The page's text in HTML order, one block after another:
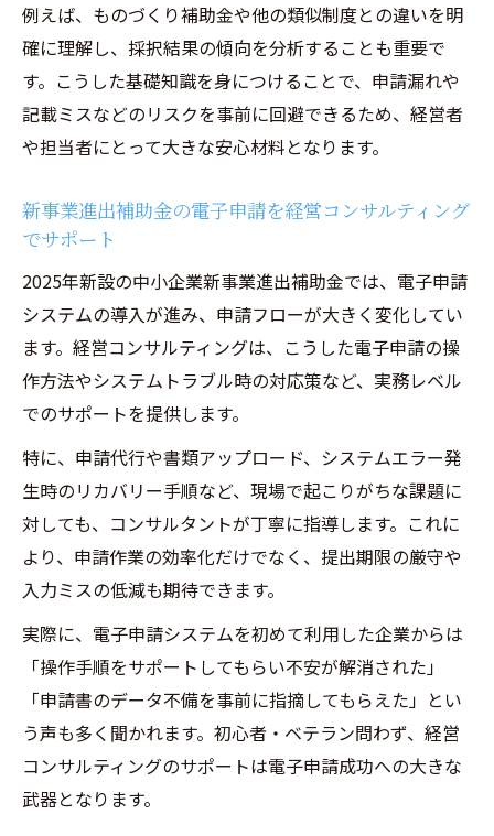
例えば、ものづくり補助金や他の類似制度との違いを明
確に理解し、採択結果の傾向を分析することも重要で
す。こうした基礎知識を身につけることで、申請漏れや
記載ミスなどのリスクを事前に回避できるため、経営者
や担当者にとって大きな安心材料となります。
新事業進出補助金の電子申請を経営コンサルティング
でサポート
2025年新設の中小企業新事業進出補助金では、電子申請
システムの導入が進み、申請フローが大きく変化してい
ます。経営コンサルティングは、こうした電子申請の操
作方法やシステムトラブル時の対応策など、実務レベル
でのサポートを提供します。
特に、申請代行や書類アップロード、システムエラー発
生時のリカバリー手順など、現場で起こりがちな課題に
対しても、コンサルタントが丁寧に指導します。これに
より、申請作業の効率化だけでなく、提出期限の厳守や
入力ミスの低減も期待できます。
実際に、電子申請システムを初めて利用した企業からは
「操作手順をサポートしてもらい不安が解消された」
「申請書のデータ不備を事前に指摘してもらえた」とい
う声も多く聞かれます。初心者・ベテラン問わず、経営
コンサルティングのサポートは電子申請成功への大きな
武器となります。